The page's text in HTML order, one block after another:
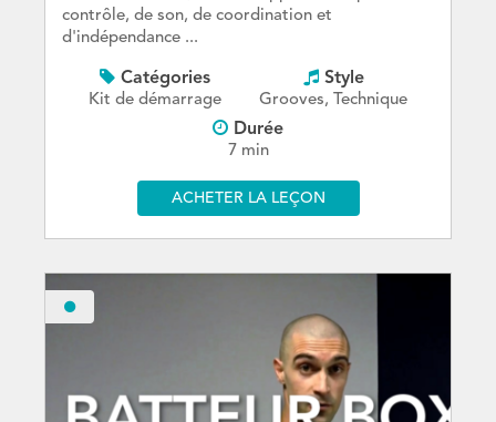
contrôle, de son, de coordination et
d'indépendance ...
Catégories
Kit de démarrage
Style
Grooves, Technique
Durée
7 min
ACHETER LA LEÇON